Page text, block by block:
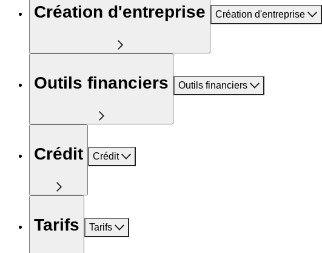
Création d'entreprise Création d'entreprise
Outils financiers Outils financiers
Crédit Crédit
Tarifs Tarifs